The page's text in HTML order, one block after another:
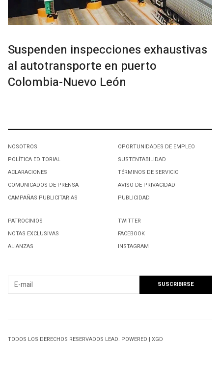
Suspenden inspecciones exhaustivas
al autotransporte en puerto
Colombia-Nuevo León
NOSOTROS
POLÍTICA EDITORIAL
ACLARACIONES
COMUNICADOS DE PRENSA
CAMPAÑAS PUBLICITARIAS
OPORTUNIDADES DE EMPLEO
SUSTENTABILIDAD
TÉRMINOS DE SERVICIO
AVISO DE PRIVACIDAD
PUBLICIDAD
PATROCINIOS
NOTAS EXCLUSIVAS
ALIANZAS
TWITTER
FACEBOOK
INSTAGRAM
TODOS LOS DERECHOS RESERVADOS LEAD. POWERED | XGD